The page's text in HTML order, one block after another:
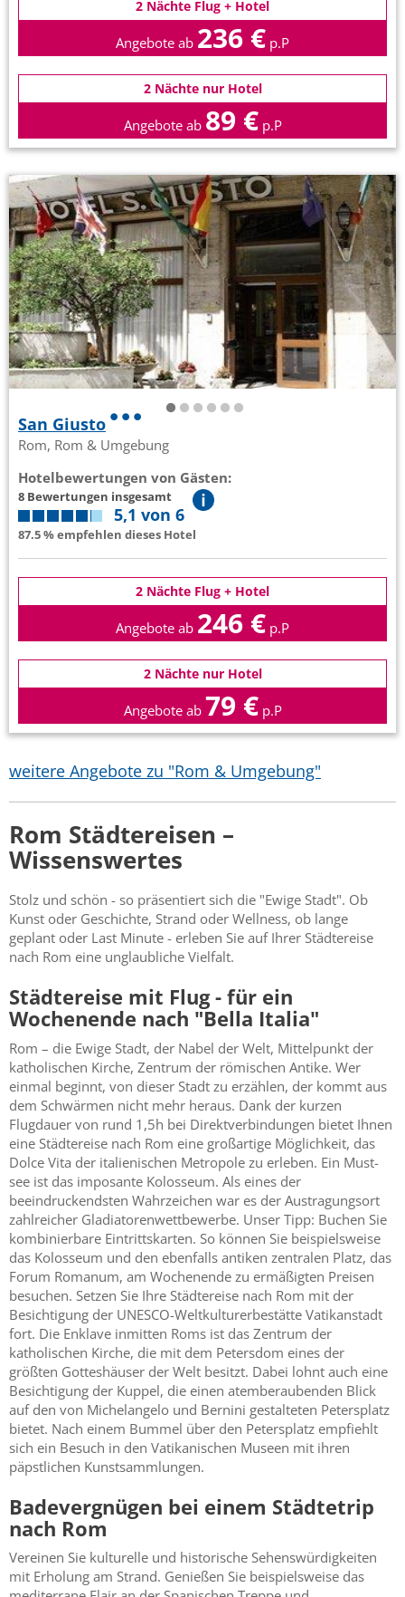
2 Nächte Flug + Hotel
Angebote ab 236 € p.P
2 Nächte nur Hotel
Angebote ab 89 € p.P
San Giusto
Rom, Rom & Umgebung
Hotelbewertungen von Gästen:
8 Bewertungen insgesamt
5,1 von 6
87.5 % empfehlen dieses Hotel
2 Nächte Flug + Hotel
Angebote ab 246 € p.P
2 Nächte nur Hotel
Angebote ab 79 € p.P
weitere Angebote zu "Rom & Umgebung"
Rom Städtereisen –
Wissenswertes
Stolz und schön - so präsentiert sich die "Ewige Stadt". Ob
Kunst oder Geschichte, Strand oder Wellness, ob lange
geplant oder Last Minute - erleben Sie auf Ihrer Städtereise
nach Rom eine unglaubliche Vielfalt.
Städtereise mit Flug - für ein
Wochenende nach "Bella Italia"
Rom – die Ewige Stadt, der Nabel der Welt, Mittelpunkt der
katholischen Kirche, Zentrum der römischen Antike. Wer
einmal beginnt, von dieser Stadt zu erzählen, der kommt aus
dem Schwärmen nicht mehr heraus. Dank der kurzen
Flugdauer von rund 1,5h bei Direktverbindungen bietet Ihnen
eine Städtereise nach Rom eine großartige Möglichkeit, das
Dolce Vita der italienischen Metropole zu erleben. Ein Must-
see ist das imposante Kolosseum. Als eines der
beeindruckendsten Wahrzeichen war es der Austragungsort
zahlreicher Gladiatorenwettbewerbe. Unser Tipp: Buchen Sie
kombinierbare Eintrittskarten. So können Sie beispielsweise
das Kolosseum und den ebenfalls antiken zentralen Platz, das
Forum Romanum, am Wochenende zu ermäßigten Preisen
besuchen. Setzen Sie Ihre Städtereise nach Rom mit der
Besichtigung der UNESCO-Weltkulturerbestätte Vatikanstadt
fort. Die Enklave inmitten Roms ist das Zentrum der
katholischen Kirche, die mit dem Petersdom eines der
größten Gotteshäuser der Welt besitzt. Dabei lohnt auch eine
Besichtigung der Kuppel, die einen atemberaubenden Blick
auf den von Michelangelo und Bernini gestalteten Petersplatz
bietet. Nach einem Bummel über den Petersplatz empfiehlt
sich ein Besuch in den Vatikanischen Museen mit ihren
päpstlichen Kunstsammlungen.
Badevergnügen bei einem Städtetrip
nach Rom
Vereinen Sie kulturelle und historische Sehenswürdigkeiten
mit Erholung am Strand. Genießen Sie beispielsweise das